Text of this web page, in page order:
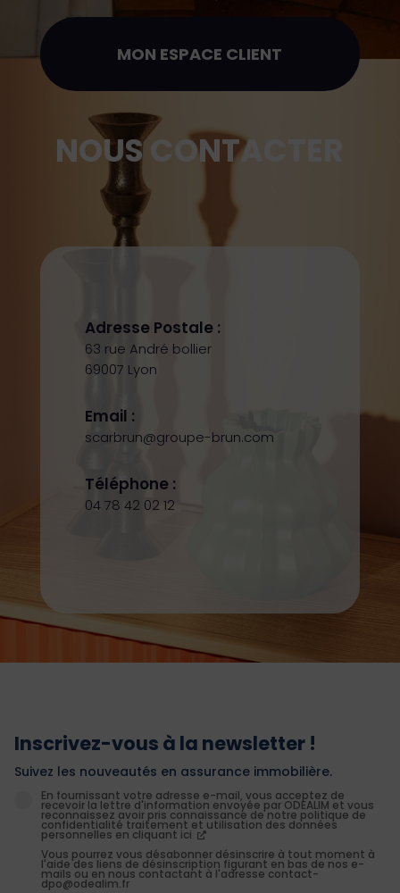
MON ESPACE CLIENT
NOUS CONTACTER
Adresse Postale :
63 rue André bollier
69007 Lyon
Email :
scarbrun@groupe-brun.com
Téléphone :
04 78 42 02 12
Inscrivez-vous à la newsletter !
Suivez les nouveautés en assurance immobilière.
En fournissant votre adresse e-mail, vous acceptez de
recevoir la lettre d'information envoyée par ODEALIM et vous
reconnaissez avoir pris connaissance de notre politique de
confidentialité traitement et utilisation des données
personnelles en cliquant ici
Vous pourrez vous désabonner désinscrire à tout moment à
l'aide des liens de désinscription figurant en bas de nos e-
mails ou en nous contactant à l'adresse contact-
dpo@odealim.fr